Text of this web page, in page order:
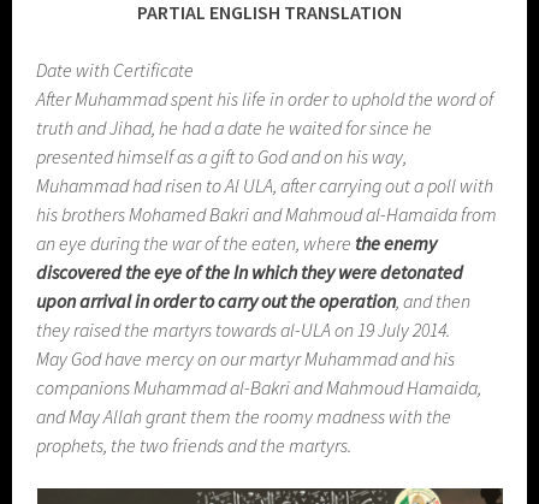
PARTIAL ENGLISH TRANSLATION
Date with Certificate
After Muhammad spent his life in order to uphold the word of
truth and Jihad, he had a date he waited for since he
presented himself as a gift to God and on his way,
Muhammad had risen to Al ULA, after carrying out a poll with
his brothers Mohamed Bakri and Mahmoud al-Hamaida from
an eye during the war of the eaten, where the enemy
discovered the eye of the In which they were detonated
upon arrival in order to carry out the operation, and then
they raised the martyrs towards al-ULA on 19 July 2014.
May God have mercy on our martyr Muhammad and his
companions Muhammad al-Bakri and Mahmoud Hamaida,
and May Allah grant them the roomy madness with the
prophets, the two friends and the martyrs.